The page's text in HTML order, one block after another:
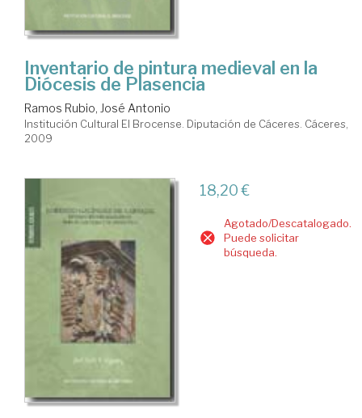
Inventario de pintura medieval en la
Diócesis de Plasencia
Ramos Rubio, José Antonio
Institución Cultural El Brocense. Diputación de Cáceres. Cáceres,
2009
18,20 €
Agotado/Descatalogado.
Puede solicitar
búsqueda.